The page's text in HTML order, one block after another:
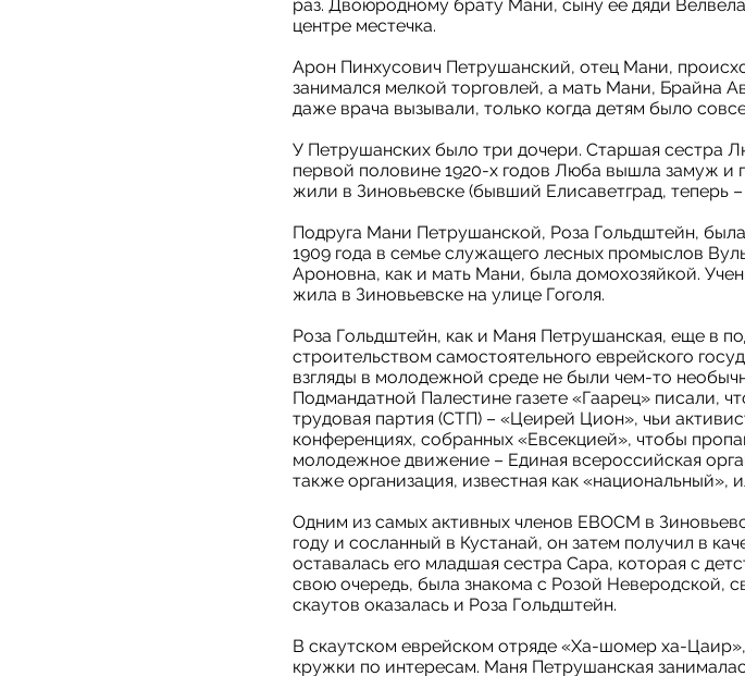
раз. Двоюродному брату Мани, сыну ее дяди
центре местечка.
Арон Пинхусович Петрушанский, отец Мани,
занимался мелкой торговлей, а мать Мани, Брайна
даже врача вызывали, только когда детям было
У Петрушанских было три дочери. Старшая сестра
первой половине 1920-х годов Люба вышла замуж и
жили в Зиновьевске (бывший Елисаветград, теперь
Подруга Мани Петрушанской, Роза Гольдштейн,
1909 года в семье служащего лесных промыслов
Ароновна, как и мать Мани, была домохозяйкой.
жила в Зиновьевске на улице Гоголя.
Роза Гольдштейн, как и Маня Петрушанская, еще в
строительством самостоятельного еврейского
взгляды в молодежной среде не были чем-то
Подмандатной Палестине газете «Гаарец» писали,
трудовая партия (СТП) – «Цеирей Цион», чьи
конференциях, собранных «Евсекцией», чтобы
молодежное движение – Единая всероссийская
также организация, известная как
Одним из самых активных членов ЕВОСМ в
году и сосланный в Кустанай, он затем получил в
оставалась его младшая сестра Сара, которая с
свою очередь, была знакома с Розой Неверодской,
скаутов оказалась и Роза Гольдштейн.
В скаутском еврейском отряде «Ха-шомер ха-
кружки по интересам. Маня Петрушанская